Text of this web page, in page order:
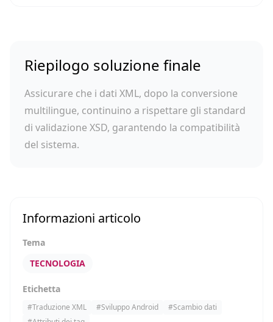
Riepilogo soluzione finale
Assicurare che i dati XML, dopo la conversione
multilingue, continuino a rispettare gli standard
di validazione XSD, garantendo la compatibilità
del sistema.
Informazioni articolo
Tema
TECNOLOGIA
Etichetta
#Traduzione XML #Sviluppo Android #Scambio dati